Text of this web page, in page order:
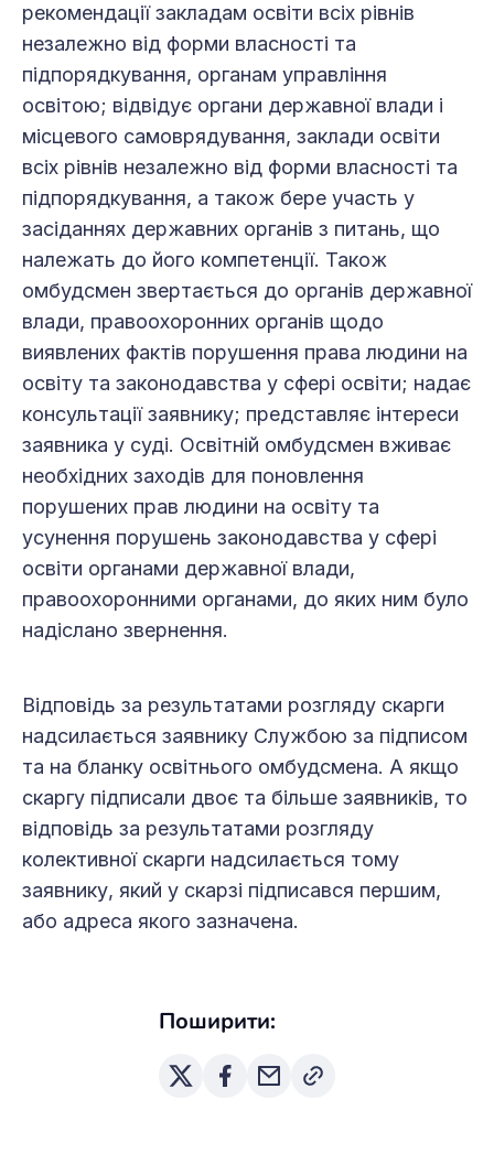
рекомендації закладам освіти всіх рівнів
незалежно від форми власності та
підпорядкування, органам управління
освітою; відвідує органи державної влади і
місцевого самоврядування, заклади освіти
всіх рівнів незалежно від форми власності та
підпорядкування, а також бере участь у
засіданнях державних органів з питань, що
належать до його компетенції. Також
омбудсмен звертається до органів державної
влади, правоохоронних органів щодо
виявлених фактів порушення права людини на
освіту та законодавства у сфері освіти; надає
консультації заявнику; представляє інтереси
заявника у суді. Освітній омбудсмен вживає
необхідних заходів для поновлення
порушених прав людини на освіту та
усунення порушень законодавства у сфері
освіти органами державної влади,
правоохоронними органами, до яких ним було
надіслано звернення.
Відповідь за результатами розгляду скарги
надсилається заявнику Службою за підписом
та на бланку освітнього омбудсмена. А якщо
скаргу підписали двоє та більше заявників, то
відповідь за результатами розгляду
колективної скарги надсилається тому
заявнику, який у скарзі підписався першим,
або адреса якого зазначена.
Поширити: